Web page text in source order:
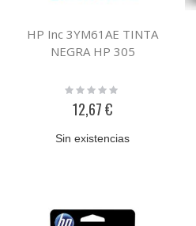
HP Inc 3YM61AE TINTA
NEGRA HP 305
Rating:
12,67 €
Sin existencias